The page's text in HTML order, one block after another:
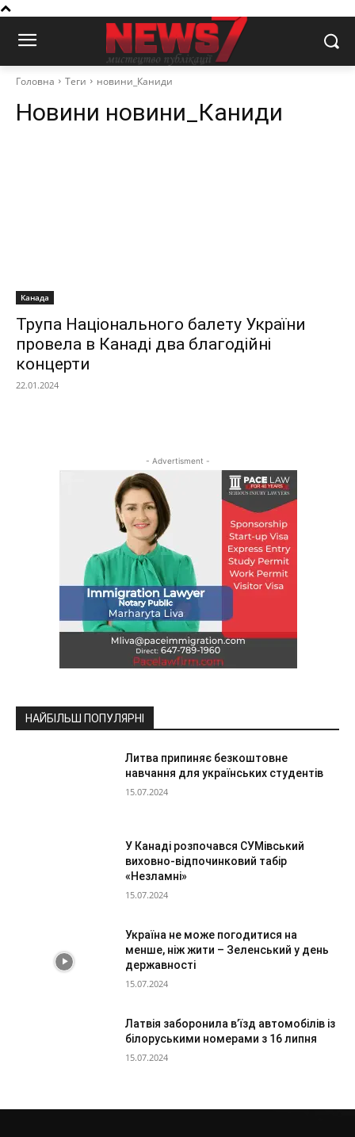
Головна Теги новини_Каниди
Новини новини_Каниди
Канада
Трупа Національного балету України
провела в Канаді два благодійні
концерти
22.01.2024
- Advertisment -
НАЙБІЛЬШ ПОПУЛЯРНІ
Литва припиняє безкоштовне
навчання для українських студентів
15.07.2024
У Канаді розпочався СУМівський
виховно-відпочинковий табір
«Незламні»
15.07.2024
Україна не може погодитися на
менше, ніж жити – Зеленський у день
державності
15.07.2024
Латвія заборонила в’їзд автомобілів із
білоруськими номерами з 16 липня
15.07.2024